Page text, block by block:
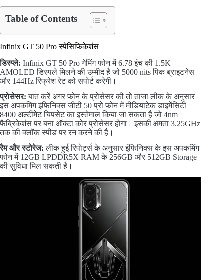
Table of Contents
Infinix GT 50 Pro स्पेसिफिकेशंस
डिस्प्ले: Infinix GT 50 Pro गेमिंग फोन में 6.78 इंच की 1.5K
AMOLED डिस्पले मिलने की उम्मीद है जो 5000 nits पिक ब्राइटनेस
और 144Hz रिफ्रेश रेट को सपोर्ट करेगी।
प्रोसेसर: बात करें अगर फोन के प्रोसेसर की तो ताजा लीक के अनुसार
इस अपकमिंग इंफिनिक्स जीटी 50 प्रो फोन में मीडियाटेक डाइमेंसिटी
8400 अल्टीमेट चिपसेट का इस्तेमाल किया जा सकता है जो 4nm
फैब्रिकेशंस पर बना ऑक्टा कोर प्रोसेसर होगा। इसकी क्षमता 3.25GHz
तक की क्लॉक स्पीड पर रन करने की है।
रैम और स्टोरेज: लीक हुई रिपोर्ट्स के अनुसार इंफिनिक्स के इस अपकमिंग
फोन में 12GB LPDDR5X RAM के 256GB और 512GB Storage
की सुविधा मिल सकती है।